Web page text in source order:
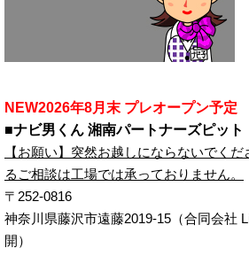
NEW2026年8月末 プレオープン予定
■ナビ男くん 湘南パートナーズピット
【お願い】突然お越しにならないでく
るご相談は工場では承っておりません。
〒252-0816
神奈川県藤沢市遠藤2019-15（合同会社
開）